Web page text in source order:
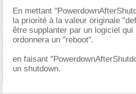
En mettant
la priorité à la valeur originale
être supplanter par un logiciel qui
ordonnera un "reboot".
en faisant
un shutdown.